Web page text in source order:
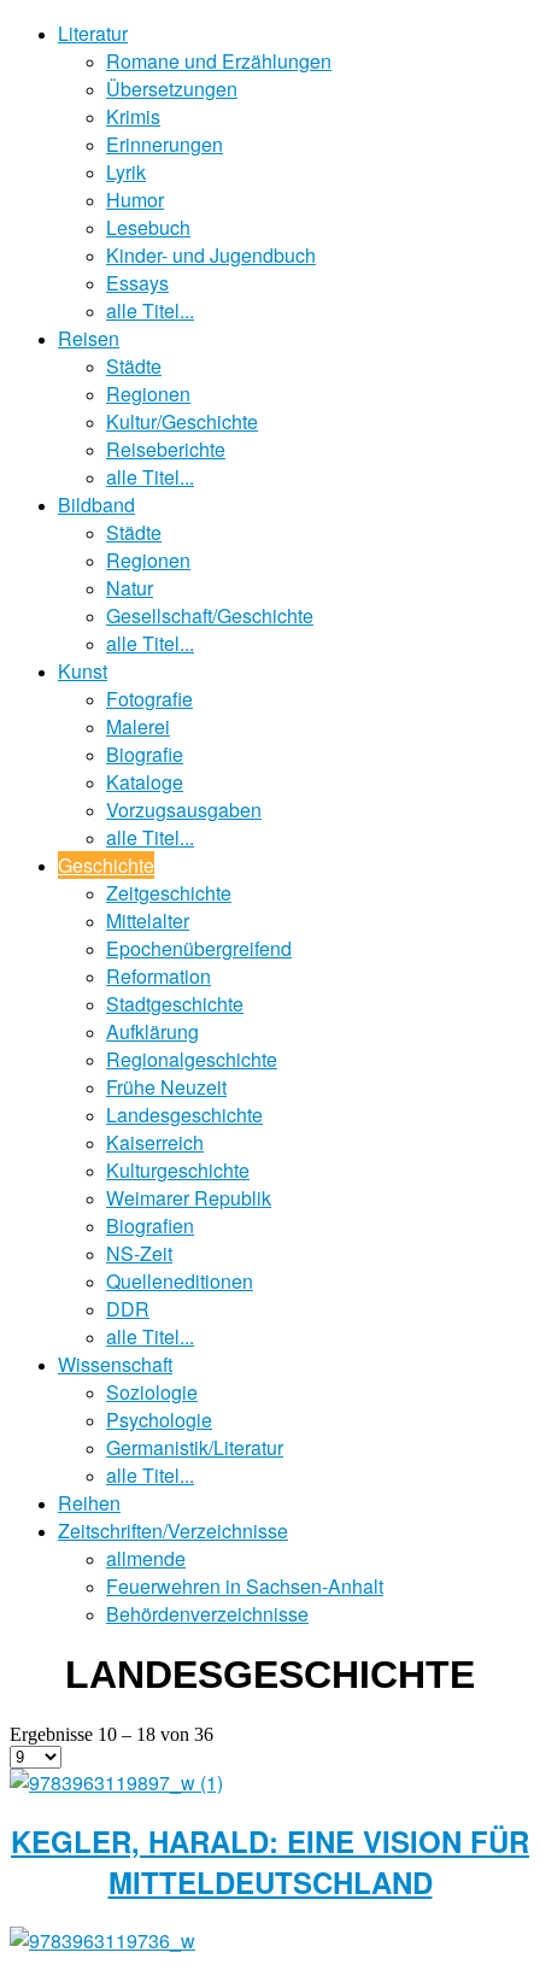
Literatur
Romane und Erzählungen
Übersetzungen
Krimis
Erinnerungen
Lyrik
Humor
Lesebuch
Kinder- und Jugendbuch
Essays
alle Titel...
Reisen
Städte
Regionen
Kultur/Geschichte
Reiseberichte
alle Titel...
Bildband
Städte
Regionen
Natur
Gesellschaft/Geschichte
alle Titel...
Kunst
Fotografie
Malerei
Biografie
Kataloge
Vorzugsausgaben
alle Titel...
Geschichte
Zeitgeschichte
Mittelalter
Epochenübergreifend
Reformation
Stadtgeschichte
Aufklärung
Regionalgeschichte
Frühe Neuzeit
Landesgeschichte
Kaiserreich
Kulturgeschichte
Weimarer Republik
Biografien
NS-Zeit
Quelleneditionen
DDR
alle Titel...
Wissenschaft
Soziologie
Psychologie
Germanistik/Literatur
alle Titel...
Reihen
Zeitschriften/Verzeichnisse
allmende
Feuerwehren in Sachsen-Anhalt
Behördenverzeichnisse
LANDESGESCHICHTE
Ergebnisse 10 – 18 von 36
KEGLER, HARALD: EINE VISION FÜR
MITTELDEUTSCHLAND